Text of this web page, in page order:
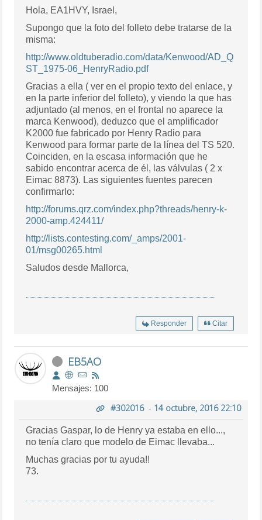
Hola, EA1HVY, Israel,
Supongo que la foto del folleto debe tratarse de la
misma:
http://www.oldtuberadio.com/data/Kenwood/AD_Q
ST_1975-06_HenryRadio.pdf
Gracias a ella ( ver en el propio texto del enlace, y
en la parte inferior del folleto), y viendo la que has
adjuntado (al menos, en el frontal no aparece la
marca Kenwood), deduzco que el amplificador
K2000 fue fabricado por Henry Radio para
Kenwood para formar parte de la línea del TS 520.
Coinciden, en la escasa información que he
sabido encontrar acerca de él, las válvulas ( 2 x
Eimac 8873). Las siguientes fuentes parecen
confirmarlo:
http://forums.qrz.com/index.php?threads/henry-k-
2000-amp.424411/
http://lists.contesting.com/_amps/2001-
01/msg00265.html
Saludos desde Mallorca,
Responder Citar
EB5AO
Mensajes: 100
#302016- 14 octubre, 2016 22:10
Gracias Gaspar, lo de Henry ya estaba en ello...,
no tenía claro que modelo de Eimac llevaba...
Muchas gracias por tu ayuda!!
73.